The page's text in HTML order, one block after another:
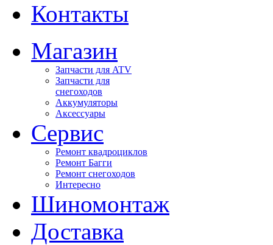
Контакты
Магазин
Запчасти для ATV
Запчасти для
снегоходов
Аккумуляторы
Аксессуары
Сервис
Ремонт квадроциклов
Ремонт Багги
Ремонт снегоходов
Интересно
Шиномонтаж
Доставка